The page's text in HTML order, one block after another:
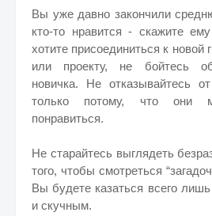
Вы уже давно закончили
кто-то нравится - скажите
хотите присоединиться к новой
или проекту, не бойтесь
новичка. Не отказывайтесь
только потому, что они
понравиться.
Не старайтесь выглядеть
того, чтобы смотреться
Вы будете казаться всего
и скучным.